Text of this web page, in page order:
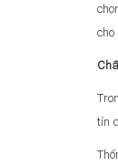
cho
tín